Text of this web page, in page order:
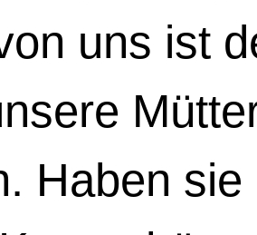
uns ist
Haben